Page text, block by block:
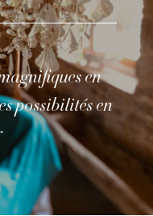
en
possibilités en